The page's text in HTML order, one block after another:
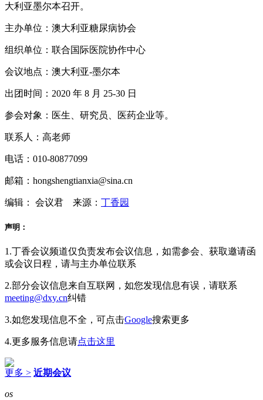
大利亚墨尔本召开。
主办单位：澳大利亚糖尿病协会
组织单位：联合国际医院协作中心
会议地点：澳大利亚-墨尔本
出团时间：2020 年 8 月 25-30 日
参会对象：医生、研究员、医药企业等。
联系人：高老师
电话：010-80877099
邮箱：hongshengtianxia@sina.cn
编辑： 会议君 来源： 丁香园
声明：
1.丁香会议频道仅负责发布会议信息，如需参会、获取邀请函
或会议日程，请与主办单位联系
2.部分会议信息来自互联网，如您发现信息有误，请联系
meeting@dxy.cn纠错
3.如您发现信息不全，可点击Google搜索更多
4.更多服务信息请点击这里
更多 > 近期会议
os